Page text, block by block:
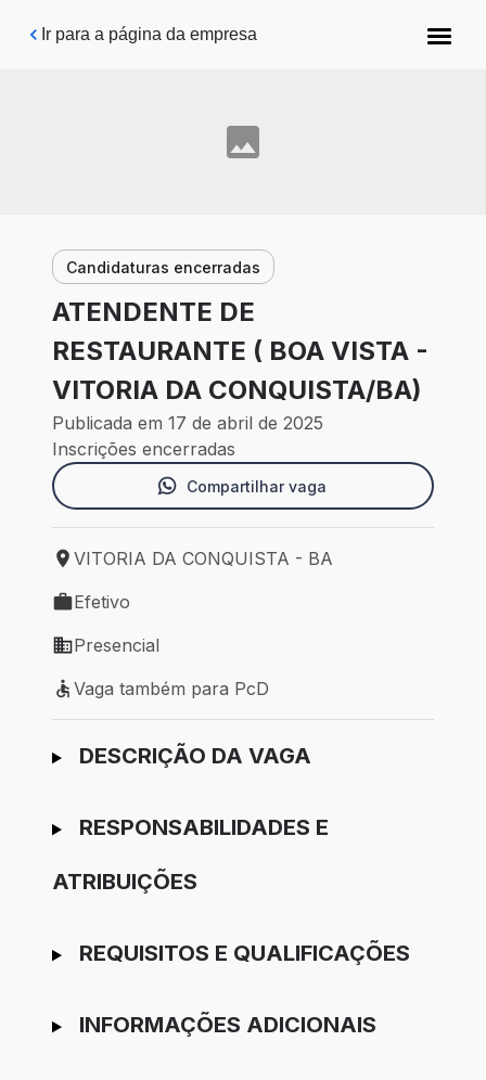
Pular para o conteúdo principal
Ir para a página da empresa
Candidaturas encerradas
ATENDENTE DE
RESTAURANTE ( BOA VISTA -
VITORIA DA CONQUISTA/BA)
Publicada em 17 de abril de 2025
Inscrições encerradas
Compartilhar vaga
Local de trabalho: VITORIA DA CONQUISTA - BA
VITORIA DA CONQUISTA - BA
Tipo de vaga: Efetivo
Efetivo
Modelo de trabalho: Presencial
Presencial
Vaga também para PcD
Vaga também para PcD
Ir para candidatura
DESCRIÇÃO DA VAGA
RESPONSABILIDADES E
ATRIBUIÇÕES
REQUISITOS E QUALIFICAÇÕES
INFORMAÇÕES ADICIONAIS